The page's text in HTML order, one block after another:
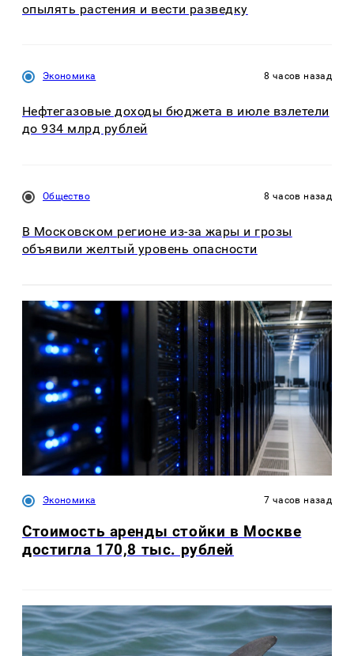
опылять растения и вести разведку
Экономика 8 часов назад
Нефтегазовые доходы бюджета в июле взлетели
до 934 млрд рублей
Общество 8 часов назад
В Московском регионе из-за жары и грозы
объявили желтый уровень опасности
Экономика 7 часов назад
Стоимость аренды стойки в Москве
достигла 170,8 тыс. рублей